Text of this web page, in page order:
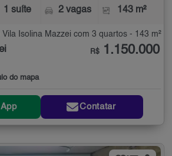
1 suíte 2 vagas 143 m²
Isolina Mazzei com 3 quartos - 143 m²
do mapa
R$ 1.150.000
Contatar